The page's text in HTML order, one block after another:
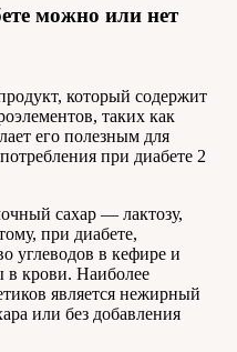
можно или нет
который содержит
таких как
его полезным для
при диабете 2
сахар — лактозу,
при диабете,
углеводов в кефире и
в крови. Наиболее
является нежирный
или без добавления